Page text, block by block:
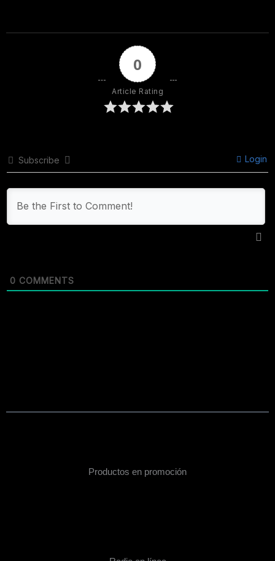
0
Article Rating
Subscribe Login
0 COMMENTS
Productos en promoción